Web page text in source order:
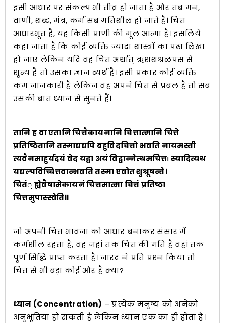
इसी आधार पर संकल्प भी तीव्र हो जाता है और तब मन,
वाणी, शब्द, मंत्र, कर्म सब गतिशील हो जाते हैं। चित्त
आधारभूत है, यह किसी प्राणी की मूल आत्मा है। इसलिये
कहा जाता है कि कोई व्यक्ति ज्यादा शास्त्रों का पढ़ा लिखा
हो जाए लेकिन यदि वह चित्त अर्थात् ऋशशश्रळपस से
शून्य है तो उसका ज्ञान व्यर्थ है। इसी प्रकार कोई व्यक्ति
कम जानकारी है लेकिन वह अपने चित्त से प्रबल है तो सब
उसकी बात ध्यान से सुनते हैं।
तानि ह वा एतानि चित्तैकायनानि चित्तात्मानि चित्ते
प्रतिष्ठितानि तस्माद्यद्यपि बहुविदचित्तो भवति नायमस्ती
त्यवैनमाहुर्यदयं वेद यद्वा अयं विद्वान्नेत्थमचित्तः स्यादित्यथ
यद्यल्पविच्चित्तवान्भवति तस्मा एवोत शुश्रूषन्ते।
चितं् ह्येवैषामेकायनं चित्तमात्मा चित्तं प्रतिष्ठा
चित्तमुपास्स्वेति॥
जो अपनी चित्त भावना को आधार बनाकर संसार में
कर्मशील रहता है, वह जहां तक चित्त की गति है वहां तक
पूर्ण सिद्धि प्राप्त करता है। नारद ने प्रति प्रश्‍न किया तो
चित्त से भी बड़ा कोई और है क्या?
ध्यान (Concentration) – प्रत्येक मनुष्य को अनेकों
अनुभूतियां हो सकती हैं लेकिन ध्यान एक का ही होता है।